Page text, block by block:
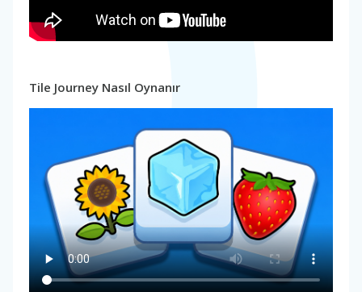
Tile Journey Nasıl Oynanır